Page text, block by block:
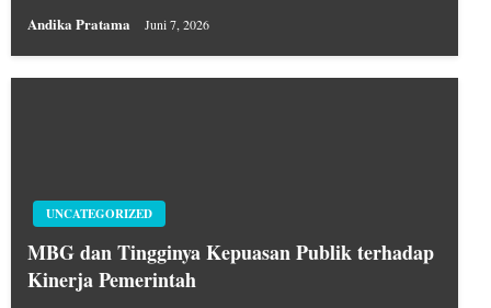
Andika Pratama Juni 7, 2026
UNCATEGORIZED
MBG dan Tingginya Kepuasan Publik terhadap
Kinerja Pemerintah